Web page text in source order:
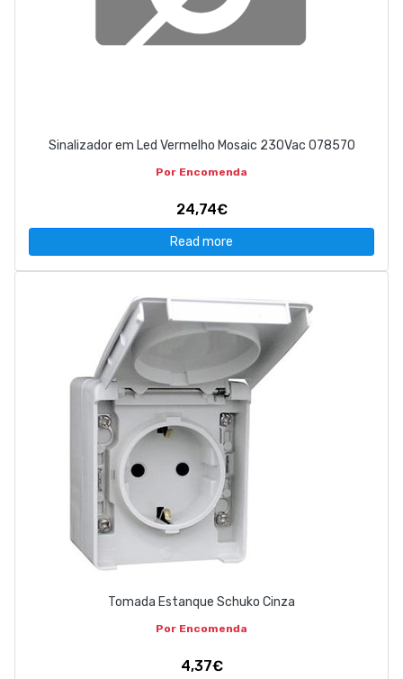
Sinalizador em Led Vermelho Mosaic 230Vac 078570
Por Encomenda
24,74€
Read more
Tomada Estanque Schuko Cinza
Por Encomenda
4,37€